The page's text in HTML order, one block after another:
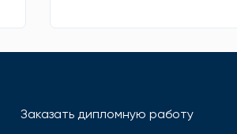
Заказать дипломную работу